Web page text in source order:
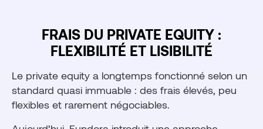
FRAIS DU PRIVATE EQUITY :
FLEXIBILITÉ ET LISIBILITÉ
Le private equity a longtemps fonctionné selon un
standard quasi immuable : des frais élevés, peu
flexibles et rarement négociables.